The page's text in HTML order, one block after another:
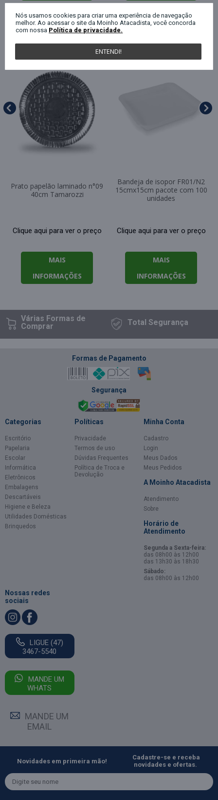
QUEM COMPROU ESTE PRODUTO,
Prato papelão laminado n°09
40cm Tamarozzi
Clique aqui para ver o preço
MAIS
INFORMAÇÕES
Bandeja de isopor FR01/N2
15cmx15cm pacote com 100
unidades
Clique aqui para ver o preço
MAIS
INFORMAÇÕES
Várias Formasde
Comprar
TotalSegurança
Nós usamos cookies para criar uma experiência de navegação
melhor. Ao acessar o site da Moinho Atacadista, você concorda
com nossa Política de privacidade.
ENTENDI!
Formas de Pagamento
Segurança
Categorias
Escritório
Papelaria
Escolar
Informática
Eletrônicos
Embalagens
Descartáveis
Higiene e Beleza
Utilidades Domésticas
Brinquedos
Políticas
Privacidade
Termos de uso
Dúvidas Frequentes
Política de Troca e
Devolução
Minha Conta
Cadastro
Login
Meus Dados
Meus Pedidos
A Moinho Atacadista
Atendimento
Sobre
Horário de
Atendimento
Segunda a Sexta-feira:
das 08h00 às 12h00
das 13h30 às 18h30
Sábado:
das 08h00 às 12h00
Nossas redes
sociais
LIGUE (47)
3467-5540
MANDE UM
WHATS
MANDE UM
EMAIL
Novidades em primeira mão!
Cadastre-se e receba
novidades e ofertas.